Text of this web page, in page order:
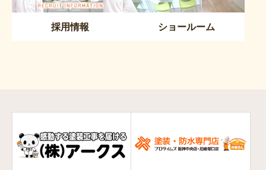
採用情報 ショールーム